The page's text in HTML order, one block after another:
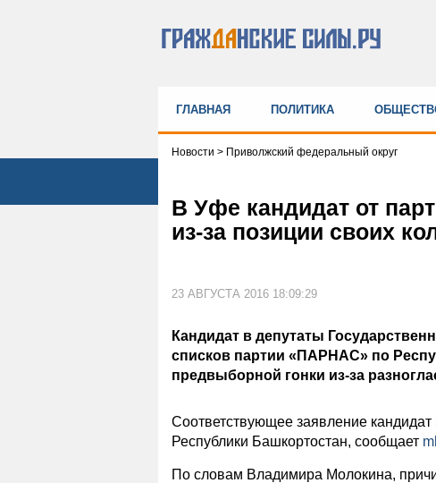
ГЛАВНАЯ ПОЛИТИКА
Новости > Приволжский федеральный округ
В Уфе кандидат от
из-за позиции своих
23 АВГУСТА 2016 18:09:29
Кандидат в депутаты
списков партии «ПАРНАС» по
предвыборной гонки из-за
Соответствующее заявление
Республики Башкортостан, сообщает
По словам Владимира Молокина,